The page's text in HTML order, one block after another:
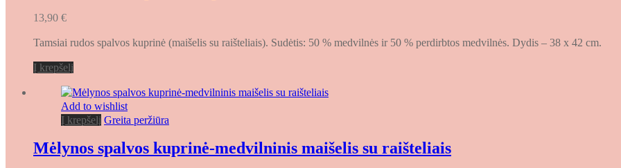
13,90 €
Tamsiai rudos spalvos kuprinė (maišelis su raišteliais). Sudėtis: 50 % medvilnės ir 50 % perdirbtos medvilnės. Dydis – 38 x 42 cm.
Į krepšelį
Add to wishlist
Į krepšelį Greita peržiūra
Mėlynos spalvos kuprinė-medvilninis maišelis su raišteliais